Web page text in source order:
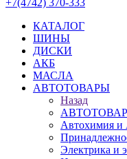
+7(4742) 370-333
КАТАЛОГ
ШИНЫ
ДИСКИ
АКБ
МАСЛА
АВТОТОВАРЫ
Назад
Автохимия и
Электрика и